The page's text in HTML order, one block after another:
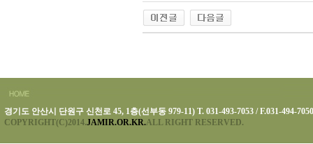
경기도 안산시 단원구 신천로 45, 1층(선부동 979-11) T. 031-493-7053 / F.031-494-7050
COPYRIGHT(C)2014.JAMIR.OR.KR.ALL RIGHT RESERVED.